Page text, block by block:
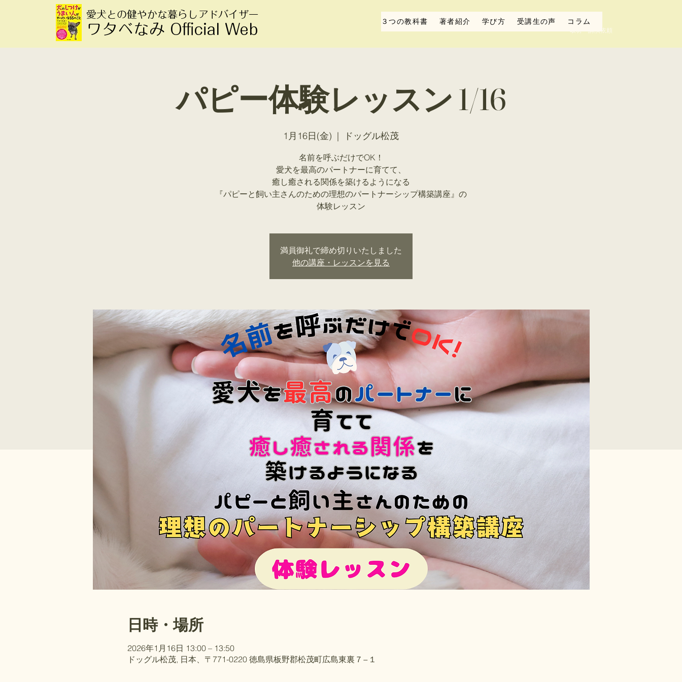
愛犬との健やかな暮らしアドバイザー
ワタベなみ Official Web ３つの教科書 著者紹介 学び方 受講生の声 コラム
取材・講演依頼
パピー体験レッスン 1/16
1月16日(金)
  |
ドッグル松茂
名前を呼ぶだけでOK！
愛犬を最高のパートナーに育てて、
癒し癒される関係を築けるようになる
『パピーと飼い主さんのための理想のパートナーシップ構築講座』の
​体験レッスン
満員御礼で締め切りいたしました
他の講座・レッスンを見る
日時・場所
2026年1月16日 13:00 – 13:50
ドッグル松茂, 日本、〒771-0220 徳島県板野郡松茂町広島東裏７−１